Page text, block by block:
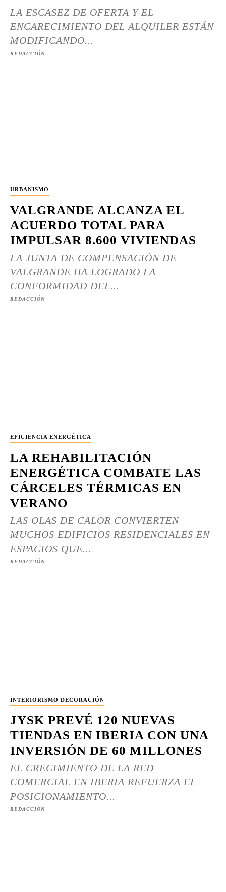
LA ESCASEZ DE OFERTA Y EL
ENCARECIMIENTO DEL ALQUILER ESTÁN
MODIFICANDO...
REDACCIÓN
URBANISMO
VALGRANDE ALCANZA EL
ACUERDO TOTAL PARA
IMPULSAR 8.600 VIVIENDAS
LA JUNTA DE COMPENSACIÓN DE
VALGRANDE HA LOGRADO LA
CONFORMIDAD DEL...
REDACCIÓN
EFICIENCIA ENERGÉTICA
LA REHABILITACIÓN
ENERGÉTICA COMBATE LAS
CÁRCELES TÉRMICAS EN
VERANO
LAS OLAS DE CALOR CONVIERTEN
MUCHOS EDIFICIOS RESIDENCIALES EN
ESPACIOS QUE...
REDACCIÓN
INTERIORISMO DECORACIÓN
JYSK PREVÉ 120 NUEVAS
TIENDAS EN IBERIA CON UNA
INVERSIÓN DE 60 MILLONES
EL CRECIMIENTO DE LA RED
COMERCIAL EN IBERIA REFUERZA EL
POSICIONAMIENTO...
REDACCIÓN